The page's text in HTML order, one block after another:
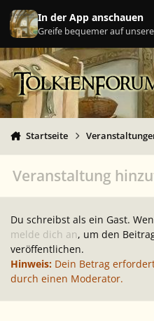
Zu Inhalt springen
In der App anschauen
Greife bequemer auf
Startseite
Veranstaltung
Du schreibst als ein Gast.
melde dich an, um den
veröffentlichen.
Hinweis: Dein Betrag
durch einen Moderator.